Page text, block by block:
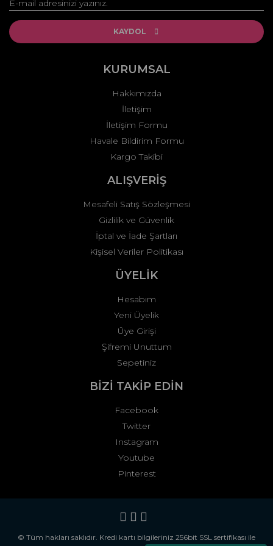
Ürün resmi kalitesiz, bozuk veya görüntülenemiyor.
Ürün açıklamasında eksik bilgiler bulunuyor.
Ürün fiyatı diğer sitelerden daha pahalı.
Gönder
KAYDOL
KURUMSAL
Hakkımızda
İletişim
İletişim Formu
Havale Bildirim Formu
Kargo Takibi
ALIŞVERİŞ
Mesafeli Satış Sözleşmesi
Gizlilik ve Güvenlik
İptal ve İade Şartları
Kişisel Veriler Politikası
ÜYELİK
Hesabım
Yeni Üyelik
Üye Girişi
Şifremi Unuttum
Sepetiniz
BİZİ TAKİP EDİN
Facebook
Twitter
Instagram
Youtube
Pinterest
© Tüm hakları saklıdır. Kredi kartı bilgileriniz 256bit SSL sertifikası ile